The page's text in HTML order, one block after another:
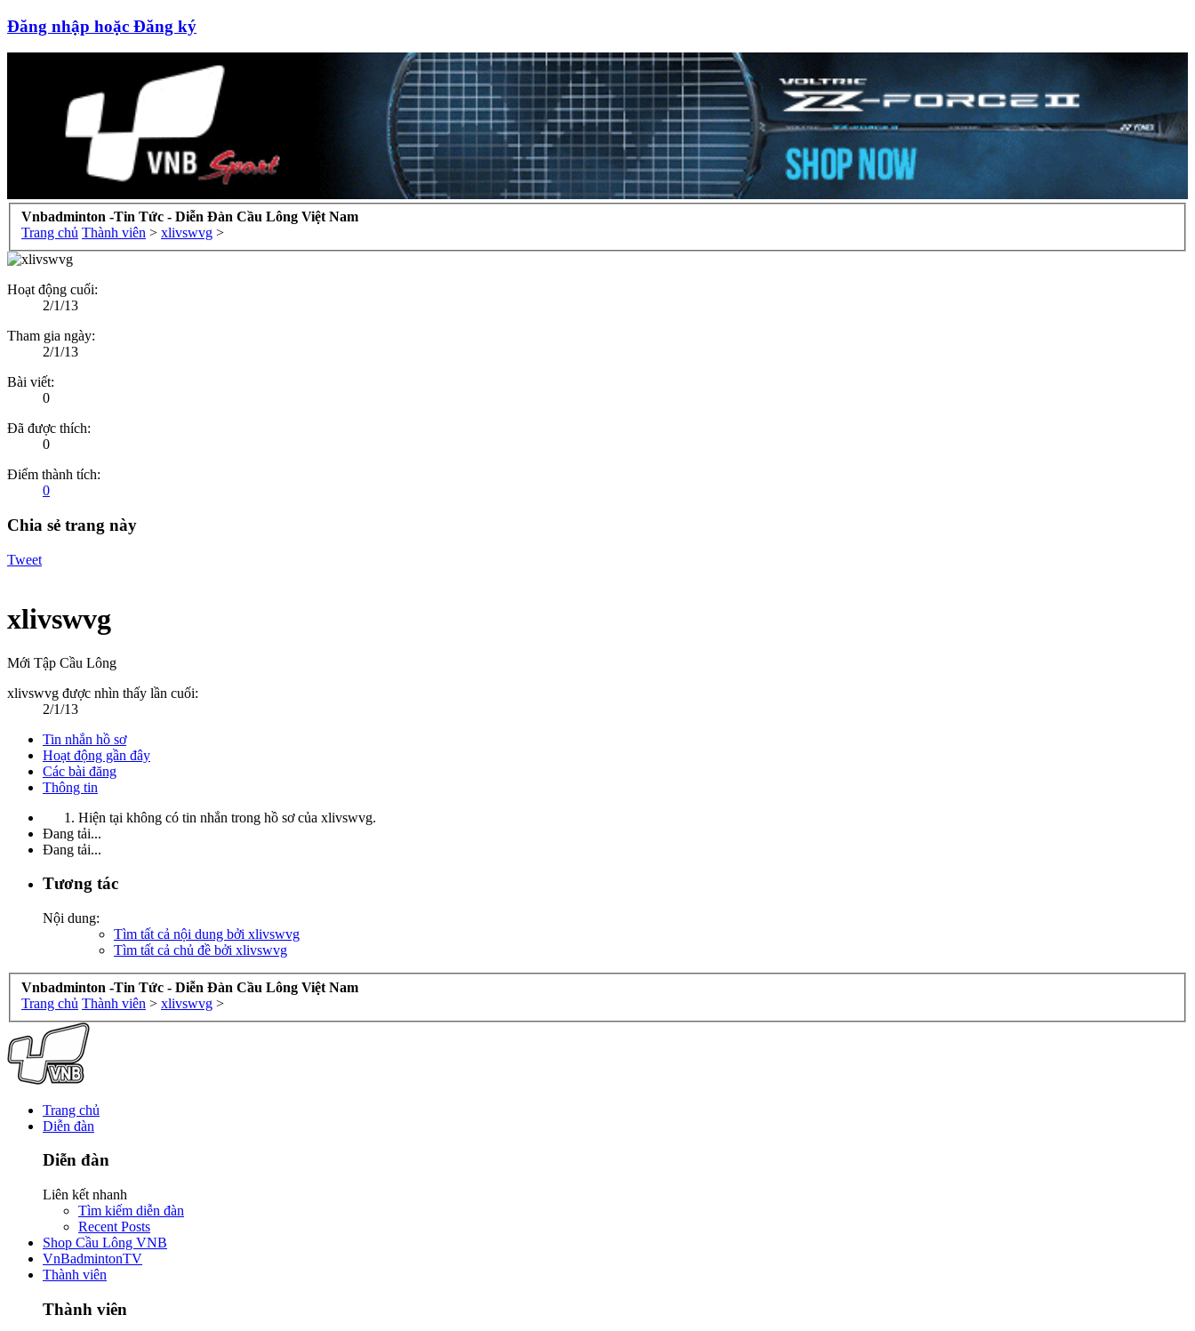
Đăng nhập hoặc Đăng ký
Vnbadminton -Tin Tức - Diễn Đàn Cầu Lông Việt Nam
Trang chủ Thành viên > xlivswvg >
Hoạt động cuối:
2/1/13
Tham gia ngày:
2/1/13
Bài viết:
0
Đã được thích:
0
Điểm thành tích:
0
Chia sẻ trang này
Tweet
xlivswvg
Mới Tập Cầu Lông
xlivswvg được nhìn thấy lần cuối:
2/1/13
Tin nhắn hồ sơ
Hoạt động gần đây
Các bài đăng
Thông tin
Hiện tại không có tin nhắn trong hồ sơ của xlivswvg.
Đang tải...
Đang tải...
Tương tác
Nội dung:
Tìm tất cả nội dung bởi xlivswvg
Tìm tất cả chủ đề bởi xlivswvg
Vnbadminton -Tin Tức - Diễn Đàn Cầu Lông Việt Nam
Trang chủ Thành viên > xlivswvg >
Trang chủ
Diễn đàn
Diễn đàn
Liên kết nhanh
Tìm kiếm diễn đàn
Recent Posts
Shop Cầu Lông VNB
VnBadmintonTV
Thành viên
Thành viên